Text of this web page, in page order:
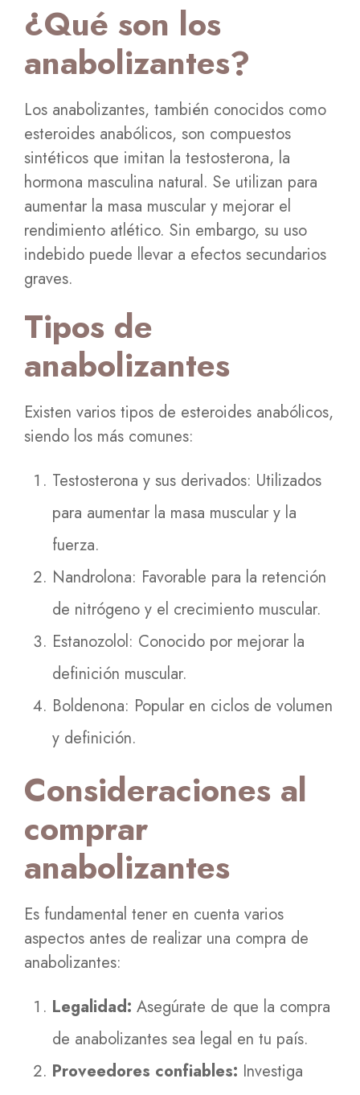
¿Qué son los
anabolizantes?
Los anabolizantes, también conocidos como
esteroides anabólicos, son compuestos
sintéticos que imitan la testosterona, la
hormona masculina natural. Se utilizan para
aumentar la masa muscular y mejorar el
rendimiento atlético. Sin embargo, su uso
indebido puede llevar a efectos secundarios
graves.
Tipos de
anabolizantes
Existen varios tipos de esteroides anabólicos,
siendo los más comunes:
Testosterona y sus derivados: Utilizados
para aumentar la masa muscular y la
fuerza.
Nandrolona: Favorable para la retención
de nitrógeno y el crecimiento muscular.
Estanozolol: Conocido por mejorar la
definición muscular.
Boldenona: Popular en ciclos de volumen
y definición.
Consideraciones al
comprar
anabolizantes
Es fundamental tener en cuenta varios
aspectos antes de realizar una compra de
anabolizantes:
Legalidad: Asegúrate de que la compra
de anabolizantes sea legal en tu país.
Proveedores confiables: Investiga